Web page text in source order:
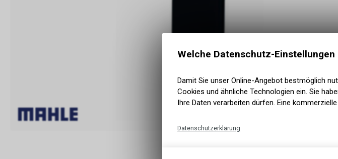
Welche Datenschutz-Einstellungen
Damit Sie unser Online-Angebot bestmöglich
Cookies und ähnliche Technologien ein. Sie
Ihre Daten verarbeiten dürfen. Eine
Datenschutzerklärung